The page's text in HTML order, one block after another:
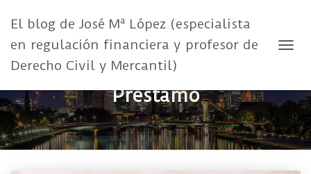
El blog de José Mª López (especialista
en regulación financiera y profesor de
Derecho Civil y Mercantil)
Préstamo